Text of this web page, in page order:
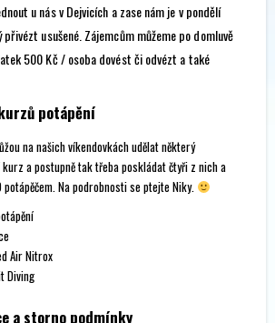
u nás v Dejvicích a zase nám je v pondělí
přivézt usušené. Zájemcům můžeme po domluvě
500 Kč / osoba dovést či odvézt a také
potápění
na našich víkendovkách udělat některý
a postupně tak třeba poskládat čtyři z nich a
potápěčem. Na podrobnosti se ptejte Niky.
Air Nitrox
Diving
a storno podmínky